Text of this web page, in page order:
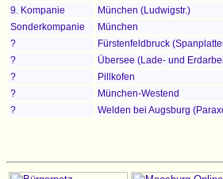
9. Kompanie
München (Ludwigstr.)
Sonderkompanie
München
?
Fürstenfeldbruck
?
Übersee (Lade- und
?
Pillkofen
?
München-Westend
?
Welden bei Augsburg